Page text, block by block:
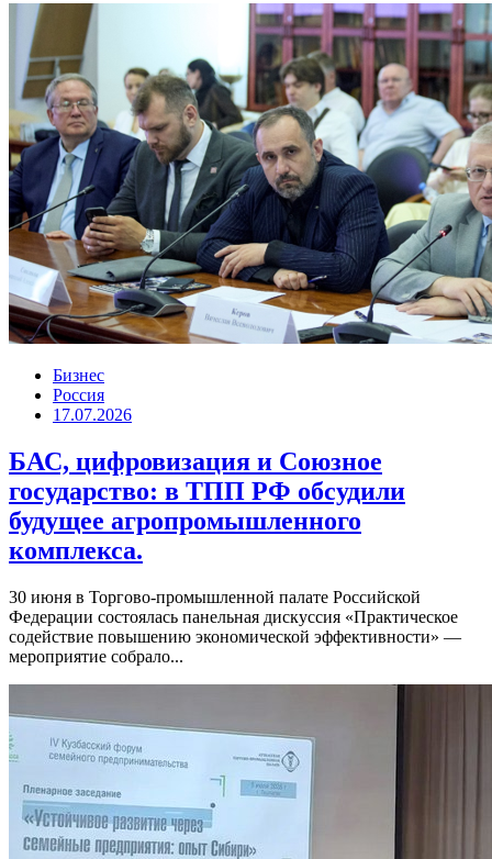
Бизнес
Россия
17.07.2026
БАС, цифровизация и Союзное
государство: в ТПП РФ обсудили
будущее агропромышленного
комплекса.
30 июня в Торгово-промышленной палате Российской
Федерации состоялась панельная дискуссия «Практическое
содействие повышению экономической эффективности» —
мероприятие собрало...